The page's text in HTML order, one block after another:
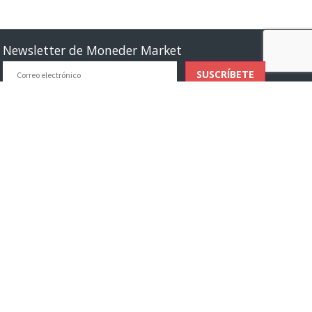
Newsletter de Moneder Market
Correo
electrónico
SUSCRÍBETE